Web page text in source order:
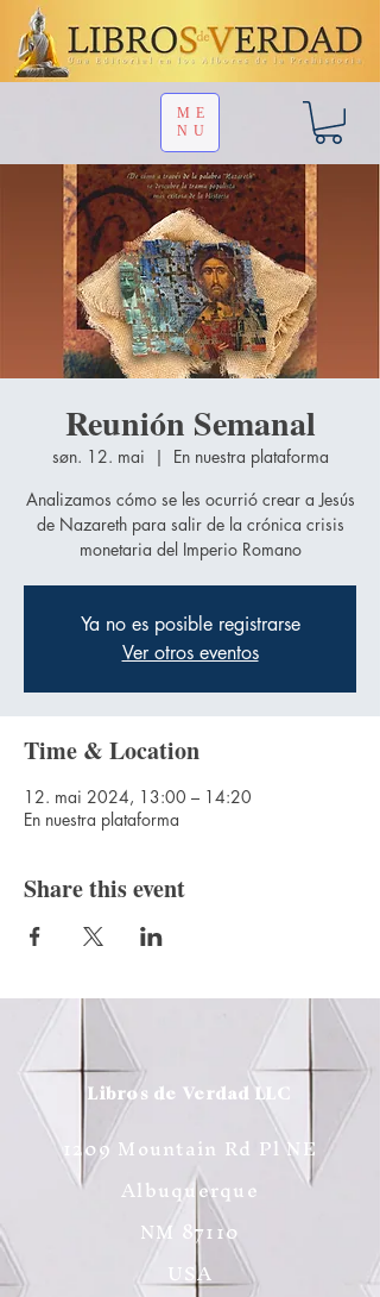
ME
NU
Reunión Semanal
søn. 12. mai
  |
En nuestra plataforma
Analizamos cómo se les ocurrió crear a Jesús
de Nazareth para salir de la crónica crisis
monetaria del Imperio Romano
Ya no es posible registrarse
Ver otros eventos
Time & Location
12. mai 2024, 13:00 – 14:20
En nuestra plataforma
Share this event
Libros de Verdad LLC
1209 Mountain Rd Pl NE
Albuquerque
NM 87110
USA